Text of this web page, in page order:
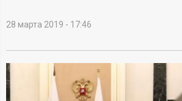
-
и
н
28 марта 2019 - 17:46